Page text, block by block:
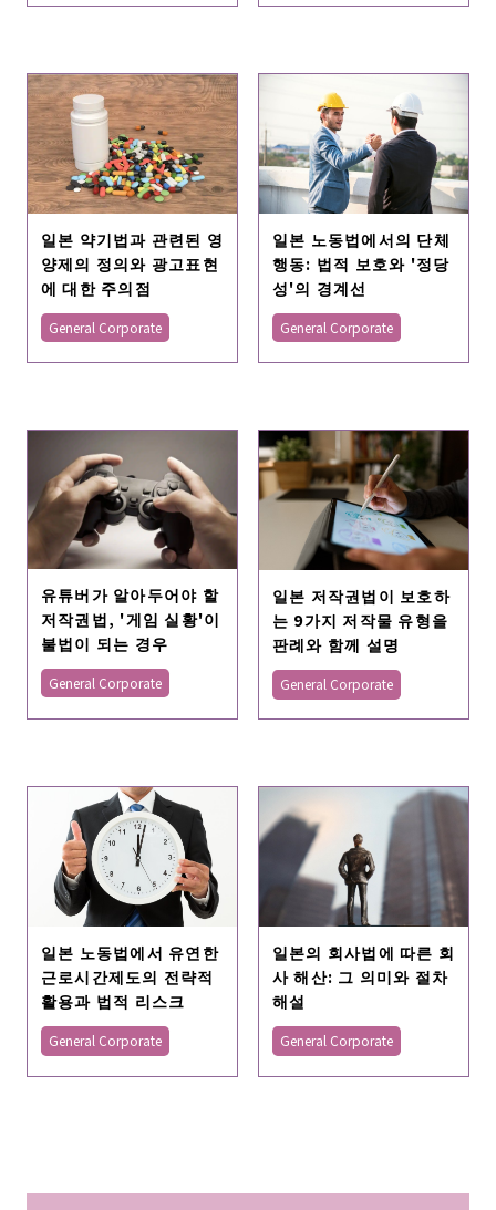
일본 약기법과 관련된 영
양제의 정의와 광고표현
에 대한 주의점
General Corporate
일본 노동법에서의 단체
행동: 법적 보호와 '정당
성'의 경계선
General Corporate
유튜버가 알아두어야 할
저작권법, '게임 실황'이
불법이 되는 경우
General Corporate
일본 저작권법이 보호하
는 9가지 저작물 유형을
판례와 함께 설명
General Corporate
일본 노동법에서 유연한
근로시간제도의 전략적
활용과 법적 리스크
General Corporate
일본의 회사법에 따른 회
사 해산: 그 의미와 절차
해설
General Corporate